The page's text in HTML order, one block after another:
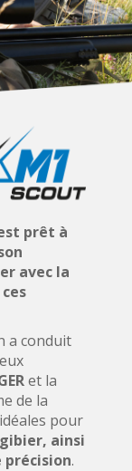
prêt à
avec la
a conduit
et la
de la
pour
ainsi
.